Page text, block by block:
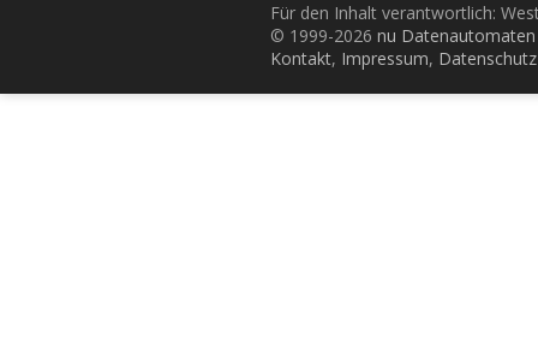
Für den Inhalt verantwortlich:
© 1999-2026 nu
Kontakt, Impressum, Datenschutz